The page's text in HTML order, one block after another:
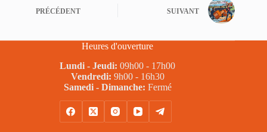
PRÉCÉDENT SUIVANT
Heures d'ouverture
Lundi - Jeudi: 09h00 - 17h00
Vendredi: 9h00 - 16h30
Samedi - Dimanche: Fermé